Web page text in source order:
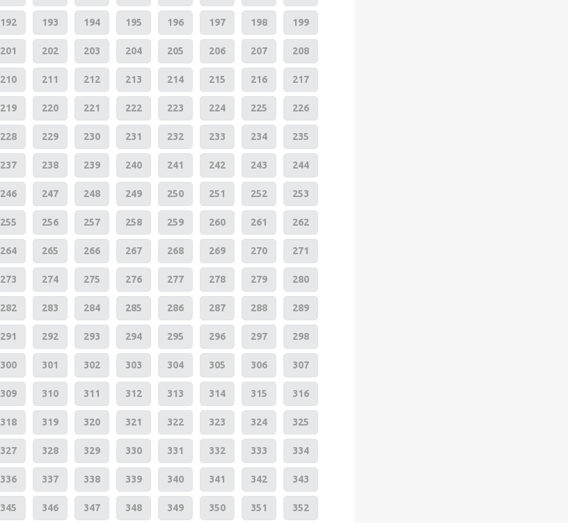
192 193 194 195 196 197 198 199
201 202 203 204 205 206 207 208
210 211 212 213 214 215 216 217
219 220 221 222 223 224 225 226
228 229 230 231 232 233 234 235
237 238 239 240 241 242 243 244
246 247 248 249 250 251 252 253
255 256 257 258 259 260 261 262
264 265 266 267 268 269 270 271
273 274 275 276 277 278 279 280
282 283 284 285 286 287 288 289
291 292 293 294 295 296 297 298
300 301 302 303 304 305 306 307
309 310 311 312 313 314 315 316
318 319 320 321 322 323 324 325
327 328 329 330 331 332 333 334
336 337 338 339 340 341 342 343
345 346 347 348 349 350 351 352